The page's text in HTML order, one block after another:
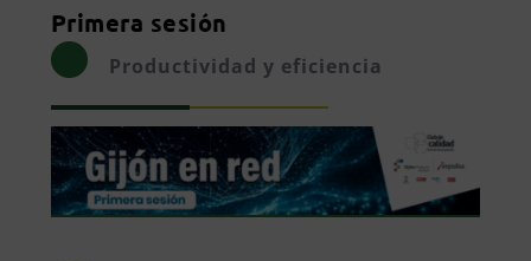
Primera sesión
Productividad y eficiencia